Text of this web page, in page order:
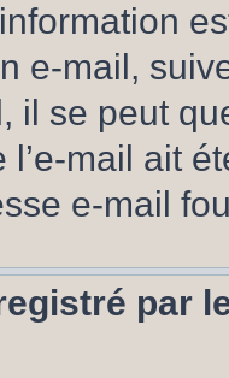
e-mail,
il se peut
l’e-mail ait
e-mail
par